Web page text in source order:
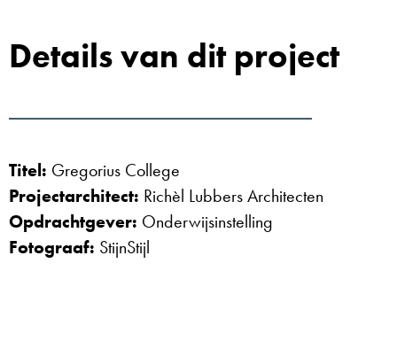
Details van dit project
Titel: Gregorius College
Projectarchitect: Richèl Lubbers Architecten
Opdrachtgever: Onderwijsinstelling
Fotograaf: StijnStijl